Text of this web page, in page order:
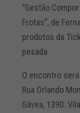
“Gestão
Frotas”, de
produtos da
pesada.
O encontro será
Rua Orlando
Gávea, 1390.